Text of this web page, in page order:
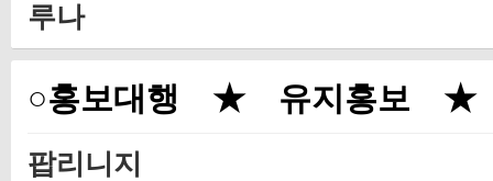
루나
○홍보대행 ★ 유지홍보
팝리니지